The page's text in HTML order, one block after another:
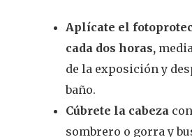
Aplícate el
cada dos horas,
de la exposición y
baño.
Cúbrete la cabeza
sombrero o gorra y